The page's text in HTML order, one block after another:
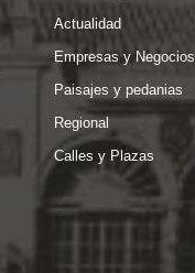
Actualidad
Empresas y Negocios
Paisajes y pedanias
Regional
Calles y Plazas